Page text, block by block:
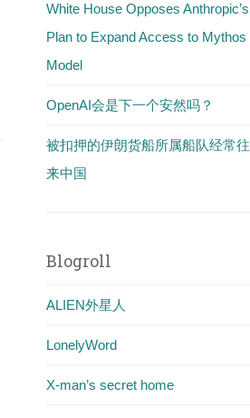
White House Opposes Anthropic’s
Plan to Expand Access to Mythos
Model
OpenAI会是下一个安然吗？
被扣押的伊朗货船所属船队经常往
来中国
Blogroll
ALIEN外星人
LonelyWord
X-man’s secret home